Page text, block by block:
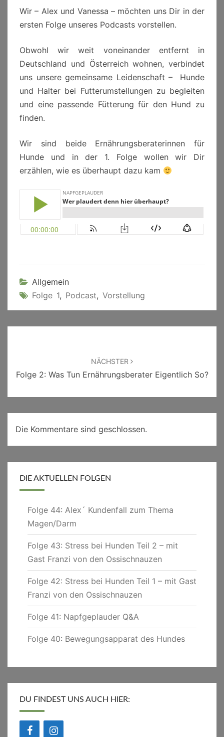
Wir – Alex und Vanessa – möchten uns Dir in der
ersten Folge unseres Podcasts vorstellen.
Obwohl wir weit voneinander entfernt in
Deutschland und Österreich wohnen, verbindet
uns unsere gemeinsame Leidenschaft – Hunde
und Halter bei Futterumstellungen zu begleiten
und eine passende Fütterung für den Hund zu
finden.
Wir sind beide Ernährungsberaterinnen für
Hunde und in der 1. Folge wollen wir Dir
erzählen, wie es überhaupt dazu kam
Allgemein
Folge 1, Podcast, Vorstellung
NÄCHSTER
Folge 2: Was Tun Ernährungsberater Eigentlich So?
Die Kommentare sind geschlossen.
DIE AKTUELLEN FOLGEN
Folge 44: Alex´ Kundenfall zum Thema
Magen/Darm
Folge 43: Stress bei Hunden Teil 2 – mit
Gast Franzi von den Ossischnauzen
Folge 42: Stress bei Hunden Teil 1 – mit Gast
Franzi von den Ossischnauzen
Folge 41: Napfgeplauder Q&A
Folge 40: Bewegungsapparat des Hundes
DU FINDEST UNS AUCH HIER: